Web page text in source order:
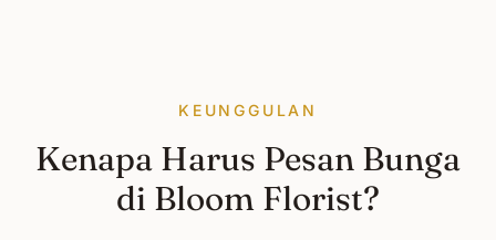
KEUNGGULAN
Kenapa Harus Pesan Bunga
di Bloom Florist?